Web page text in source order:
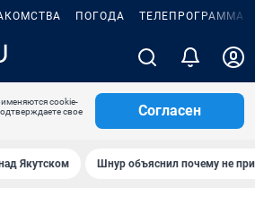
ПОГОДА ТЕЛЕПРОГРАММА
cookie-
свое
Согласен
Якутском Шнур объяснил почему не